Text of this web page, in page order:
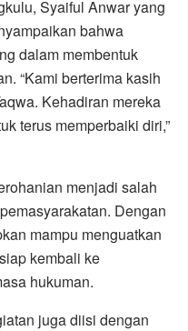
Syaiful Anwar yang
bahwa
dalam membentuk
“Kami berterima kasih
Kehadiran mereka
terus memperbaiki diri,”
menjadi salah
Dengan
mampu menguatkan
kembali ke
hukuman.
juga diisi dengan